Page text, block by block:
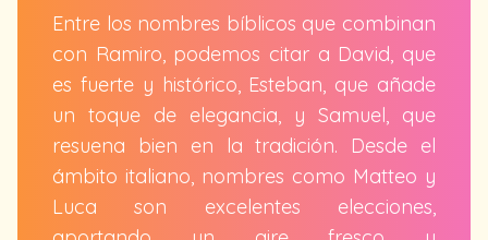
Entre los nombres bíblicos que combinan
con Ramiro, podemos citar a David, que
es fuerte y histórico, Esteban, que añade
un toque de elegancia, y Samuel, que
resuena bien en la tradición. Desde el
ámbito italiano, nombres como Matteo y
Luca son excelentes elecciones,